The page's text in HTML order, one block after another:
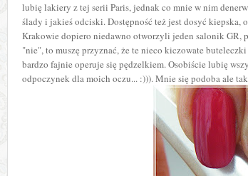
lubię lakiery z tej serii Paris, jednak co mnie w nim
ślady i jakieś odciski. Dostępność też jest dosyć kiepska,
Krakowie dopiero niedawno otworzyli jeden salonik GR,
"nie", to muszę przyznać, że te nieco kiczowate
bardzo fajnie operuje się pędzelkiem. Osobiście lubię
odpoczynek dla moich oczu... :))). Mnie się podoba ale